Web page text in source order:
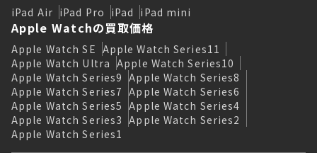
iPad Air iPad Pro iPad iPad mini
Apple Watchの買取価格
Apple Watch SE Apple Watch Series11
Apple Watch Ultra Apple Watch Series10
Apple Watch Series9 Apple Watch Series8
Apple Watch Series7 Apple Watch Series6
Apple Watch Series5 Apple Watch Series4
Apple Watch Series3 Apple Watch Series2
Apple Watch Series1